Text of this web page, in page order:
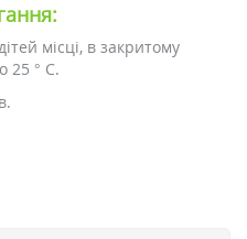
місці, в закритому
25 ° C.